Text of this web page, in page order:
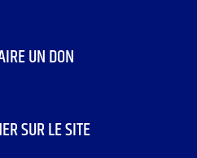
UN DON
SUR LE SITE